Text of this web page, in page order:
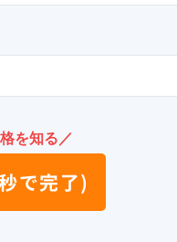
を知る／
で完了)